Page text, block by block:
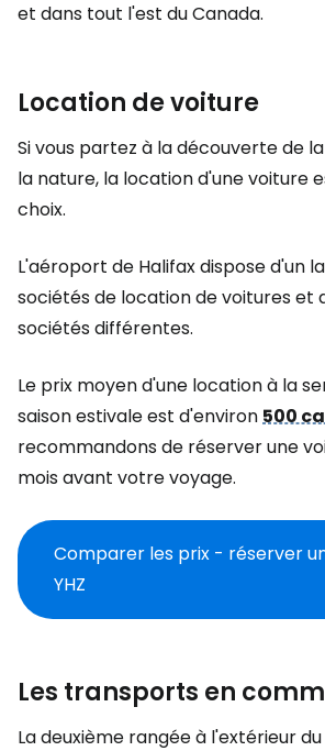
et dans tout l'est du Canada.
Location de voiture
Si vous partez à la découverte de
la nature, la location d'une voiture
choix.
L'aéroport de Halifax dispose d'un
sociétés de location de voitures et
sociétés différentes.
Le prix moyen d'une location à la
saison estivale est d'environ500
recommandons de réserver une
mois avant votre voyage.
Comparer les prix - réserver
YHZ
Les transports en
La deuxième rangée à l'extérieur